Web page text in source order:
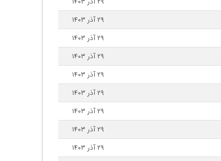
۲۹ آذر ۱۴۰۳
۲۹ آذر ۱۴۰۳
۲۹ آذر ۱۴۰۳
۲۹ آذر ۱۴۰۳
۲۹ آذر ۱۴۰۳
۲۹ آذر ۱۴۰۳
۲۹ آذر ۱۴۰۳
۲۹ آذر ۱۴۰۳